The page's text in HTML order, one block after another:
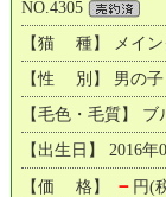
NO.4305
【猫 種】 メイン
【性 別】 男の子
【毛色・毛質】
【出生日】 2016年
【価 格】 － 円(